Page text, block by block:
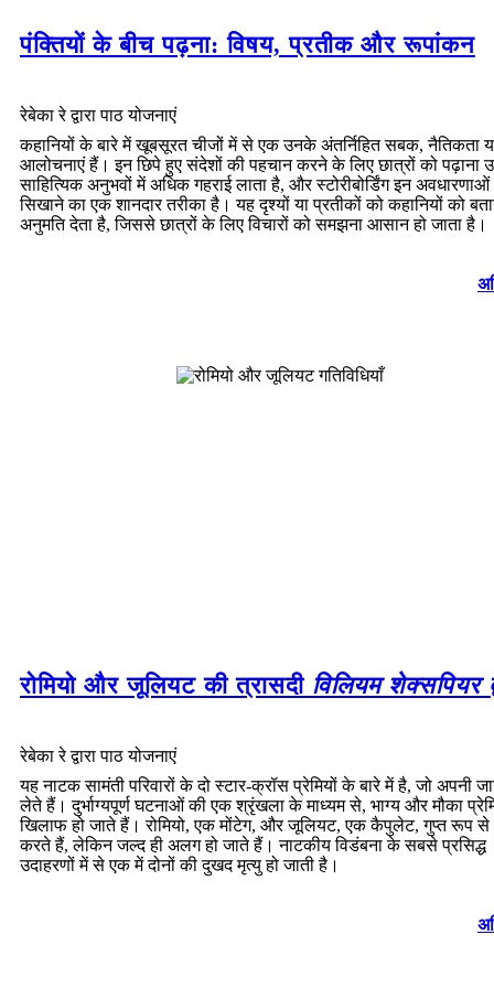
पंक्तियों के बीच पढ़ना: विषय, प्रतीक और रूपांकन
रेबेका रे द्वारा पाठ योजनाएं
कहानियों के बारे में खूबसूरत चीजों में से एक उनके अंतर्निहित सबक, नैतिकता
आलोचनाएं हैं। इन छिपे हुए संदेशों की पहचान करने के लिए छात्रों को पढ़ाना
साहित्यिक अनुभवों में अधिक गहराई लाता है, और स्टोरीबोर्डिंग इन अवधारणाओं
सिखाने का एक शानदार तरीका है। यह दृश्यों या प्रतीकों को कहानियों को
अनुमति देता है, जिससे छात्रों के लिए विचारों को समझना आसान हो जाता है।
रोमियो और जूलियट की त्रासदी विलियम शेक्सपियर
रेबेका रे द्वारा पाठ योजनाएं
यह नाटक सामंती परिवारों के दो स्टार-क्रॉस प्रेमियों के बारे में है, जो अपनी
लेते हैं। दुर्भाग्यपूर्ण घटनाओं की एक श्रृंखला के माध्यम से, भाग्य और मौका
खिलाफ हो जाते हैं। रोमियो, एक मोंटेग, और जूलियट, एक कैपुलेट, गुप्त रूप से
करते हैं, लेकिन जल्द ही अलग हो जाते हैं। नाटकीय विडंबना के सबसे प्रसिद्ध
उदाहरणों में से एक में दोनों की दुखद मृत्यु हो जाती है।